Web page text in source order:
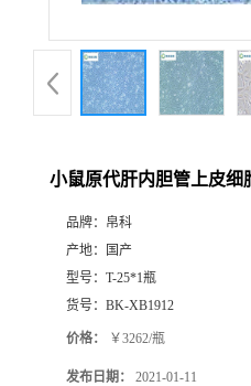
小鼠原代肝内胆管上皮细
品牌： 帛科
产地：
国产
型号： T-25*1瓶
货号： BK-XB1912
价格： ￥3262/瓶
发布日期： 2021-01-11